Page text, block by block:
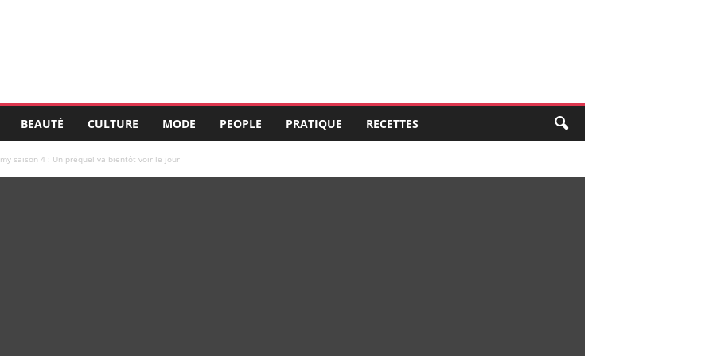
BEAUTÉ CULTURE MODE PEOPLE PRATIQUE RECETTES
saison 4 : Un préquel va bientôt voir le jour